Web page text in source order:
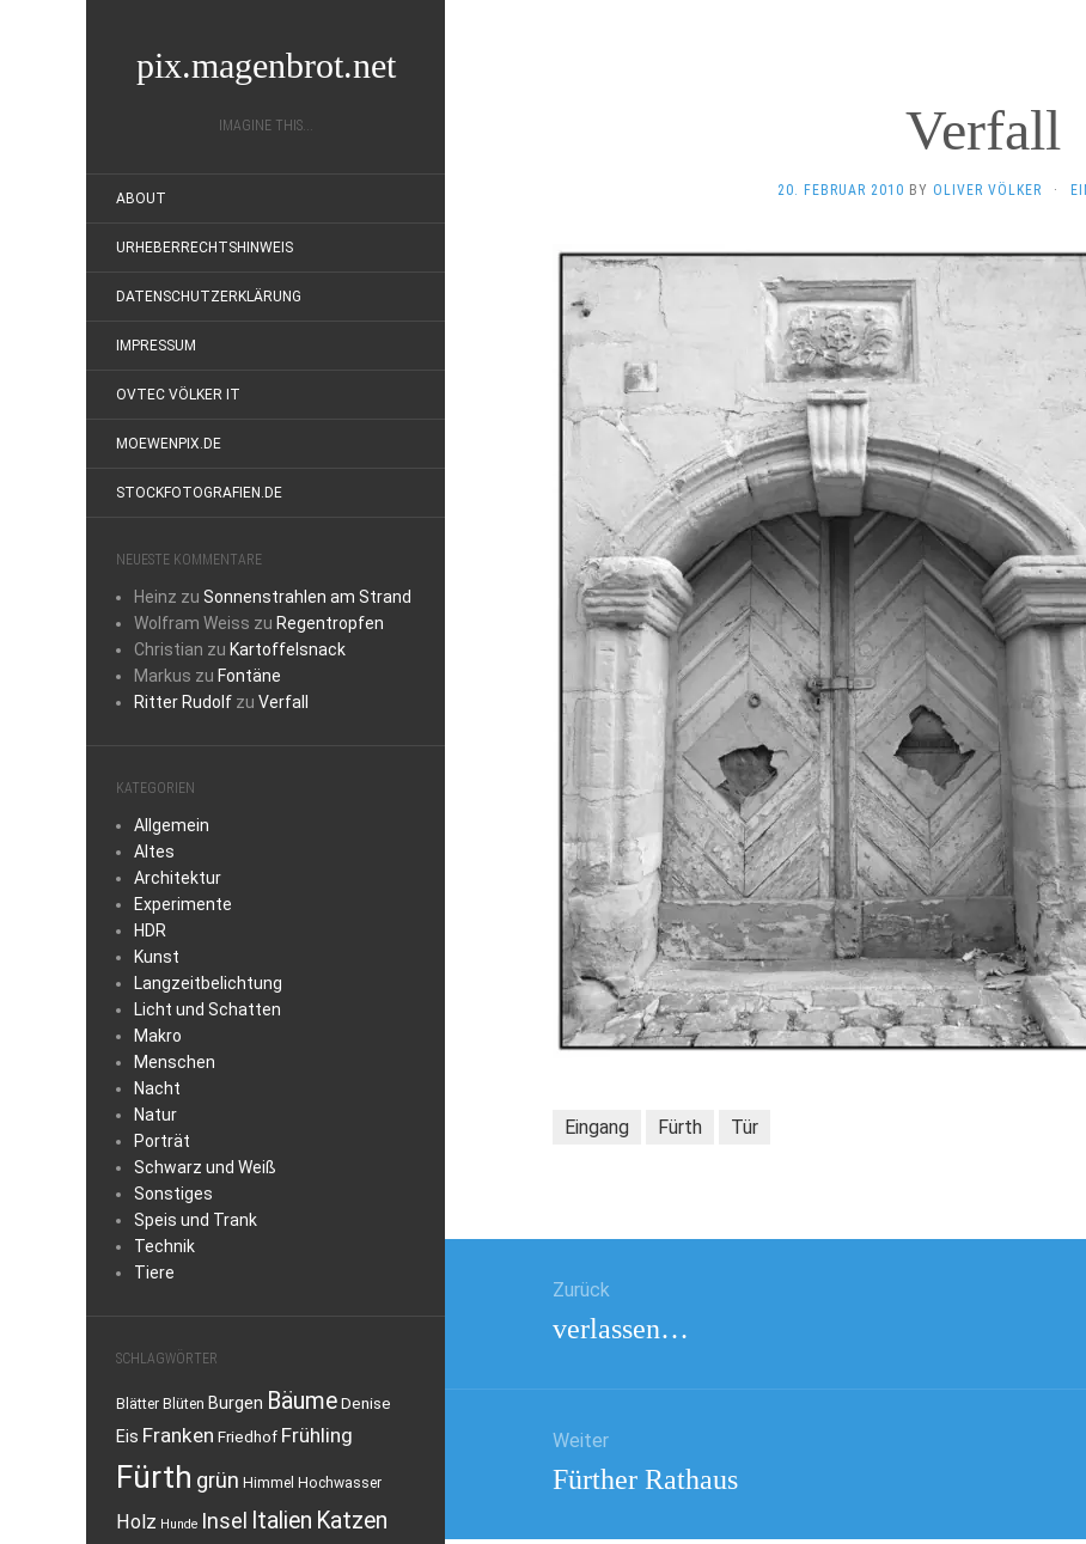
pix.magenbrot.net
IMAGINE THIS...
ABOUT
URHEBERRECHTSHINWEIS
DATENSCHUTZERKLÄRUNG
IMPRESSUM
OVTEC VÖLKER IT
MOEWENPIX.DE
STOCKFOTOGRAFIEN.DE
NEUESTE KOMMENTARE
Heinz zu Sonnenstrahlen am Strand
Wolfram Weiss zu Regentropfen
Christian zu Kartoffelsnack
Markus zu Fontäne
Ritter Rudolf zu Verfall
KATEGORIEN
Allgemein
Altes
Architektur
Experimente
HDR
Kunst
Langzeitbelichtung
Licht und Schatten
Makro
Menschen
Nacht
Natur
Porträt
Schwarz und Weiß
Sonstiges
Speis und Trank
Technik
Tiere
SCHLAGWÖRTER
Blätter Blüten Burgen BäumeDenise
Eis Franken Friedhof Frühling
Fürth grün Himmel Hochwasser
Holz Hunde Insel Italien Katzen
Verfall
20. FEBRUAR 2010 BY OLIVER VÖLKER ·
Eingang Fürth Tür
Zurück
Vorheriger
verlassen…
Weiter
Nächster
Fürther Rathaus